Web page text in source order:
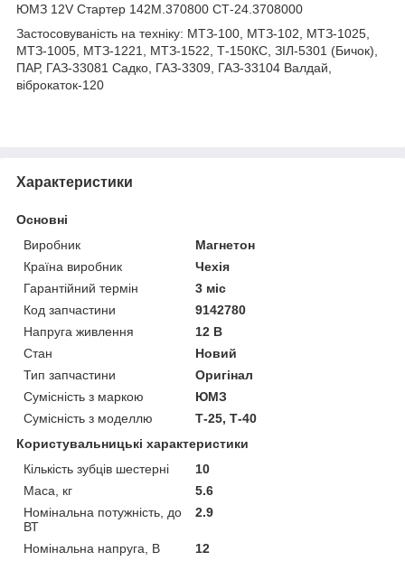
ЮМЗ 12V Стартер 142М.370800 СТ-24.3708000
Застосовуваність на техніку: МТЗ-100, МТЗ-102, МТЗ-1025,
МТЗ-1005, МТЗ-1221, МТЗ-1522, Т-150КС, ЗІЛ-5301 (Бичок),
ПАР, ГАЗ-33081 Садко, ГАЗ-3309, ГАЗ-33104 Валдай,
віброкаток-120
Характеристики
Основні
Виробник
Магнетон
Країна виробник
Чехія
Гарантійний термін
3 міс
Код запчастини
9142780
Напруга живлення
12 В
Стан
Новий
Тип запчастини
Оригінал
Сумісність з маркою
ЮМЗ
Сумісність з моделлю
Т-25, Т-40
Користувальницькі характеристики
Кількість зубців шестерні
10
Маса, кг
5.6
Номінальна потужність, до
ВТ
2.9
Номінальна напруга, В
12